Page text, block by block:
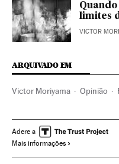
limites
VICTOR
ARQUIVADO EM
Victor Moriyama Opinião
Adere a
Mais informações